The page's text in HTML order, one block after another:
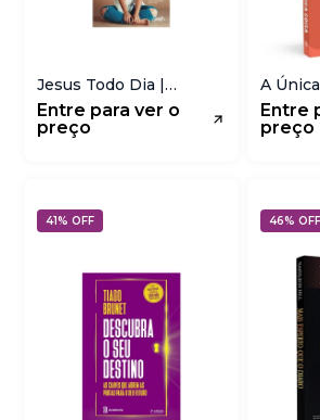
Jesus Todo Dia |
Gabriela Rocha
Entre para ver o
preço
A
Keller e
Entre
preço
41% OFF 46% OFF